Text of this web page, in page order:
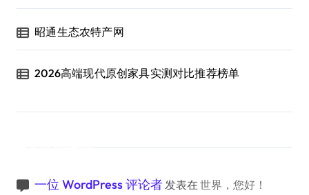
昭通生态农特产网
2026高端现代原创家具实测对比推荐榜单
一位 WordPress 评论者发表在 世界，您好！